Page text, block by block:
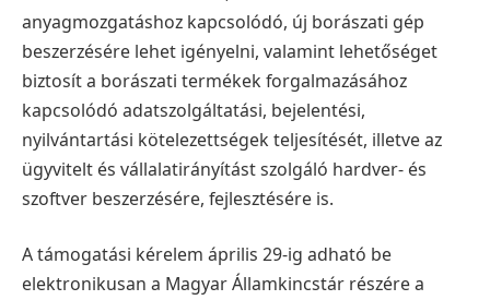
anyagmozgatáshoz kapcsolódó, új borászati gép
beszerzésére lehet igényelni, valamint lehetőséget
biztosít a borászati termékek forgalmazásához
kapcsolódó adatszolgáltatási, bejelentési,
nyilvántartási kötelezettségek teljesítését, illetve az
ügyvitelt és vállalatirányítást szolgáló hardver- és
szoftver beszerzésére, fejlesztésére is.
A támogatási kérelem április 29-ig adható be
elektronikusan a Magyar Államkincstár részére a